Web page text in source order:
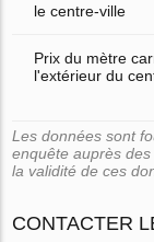
le centre-ville
Prix du mètre
l'extérieur du
Les données sont
enquête auprès
la validité de ces
CONTACTER